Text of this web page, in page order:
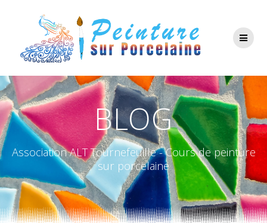
contenu
BLOG
Association ALT Tournefeuille - Cours de peinture
sur porcelaine